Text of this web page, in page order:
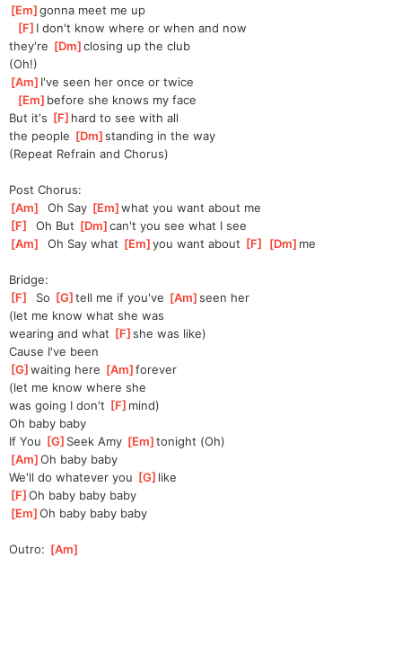
[Em ]
gonna meet me up
[F ]I don't know where or when and now
they're [Dm ]
closing up the club
(Oh!)
[Am ]I've seen her once or twice
[Em ]before she knows my face
But it's [F ]hard to see with all
the people [Dm ]
standing in the way
(Repeat Refrain and Chorus)
Post Chorus:
[Am
  Oh Say
[Em ]
what you want about me
[F
  Oh But
[Dm ]
can't you see what I see
[Am
  Oh Say what
[Em ]
you want about [F [Dm ]me
Bridge:
[F
  So
[G ]tell me if you've [Am ]
seen her
(let me know what she was
wearing and what [F ]
she was like)
Cause I've been
[G ]
waiting here [Am ]
forever
(let me know where she
was going I don't [F ]mind)
Oh baby baby
If You [G ]Seek Amy [Em ]tonight (Oh)
[Am ]
Oh baby baby
We'll do whatever you [G ]like
[F ]
Oh baby baby baby
[Em ]
Oh baby baby baby
Outro: [Am